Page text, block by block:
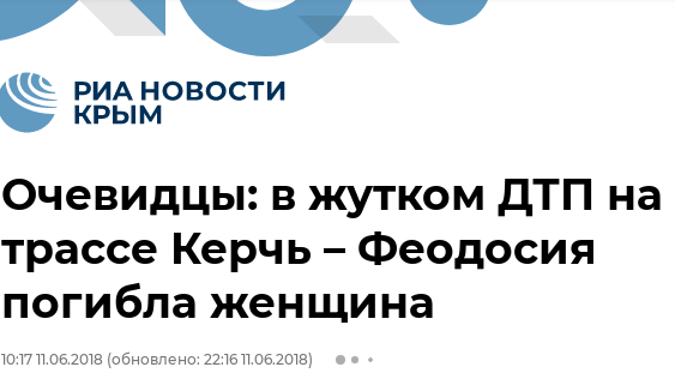
Очевидцы: в жутком ДТП на
трассе Керчь – Феодосия
погибла женщина
10:17 11.06.2018 (обновлено: 22:16 11.06.2018)